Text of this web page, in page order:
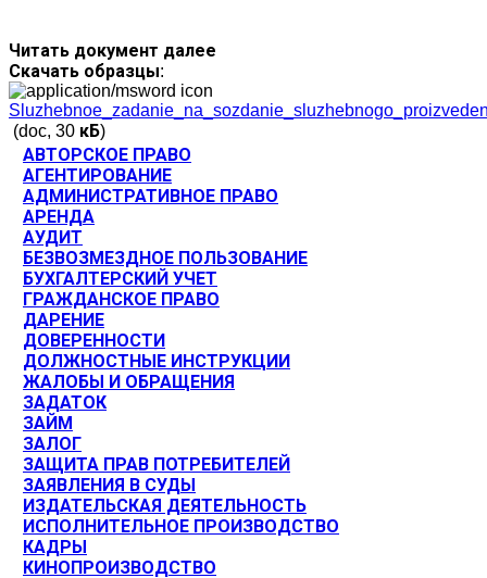
Читать документ далее
Скачать образцы:
(doc, 30 кБ)
АВТОРСКОЕ ПРАВО
АГЕНТИРОВАНИЕ
АДМИНИСТРАТИВНОЕ ПРАВО
АРЕНДА
АУДИТ
БЕЗВОЗМЕЗДНОЕ ПОЛЬЗОВАНИЕ
БУХГАЛТЕРСКИЙ УЧЕТ
ГРАЖДАНСКОЕ ПРАВО
ДАРЕНИЕ
ДОВЕРЕННОСТИ
ДОЛЖНОСТНЫЕ ИНСТРУКЦИИ
ЖАЛОБЫ И ОБРАЩЕНИЯ
ЗАДАТОК
ЗАЙМ
ЗАЛОГ
ЗАЩИТА ПРАВ ПОТРЕБИТЕЛЕЙ
ЗАЯВЛЕНИЯ В СУДЫ
ИЗДАТЕЛЬСКАЯ ДЕЯТЕЛЬНОСТЬ
ИСПОЛНИТЕЛЬНОЕ ПРОИЗВОДСТВО
КАДРЫ
КИНОПРОИЗВОДСТВО